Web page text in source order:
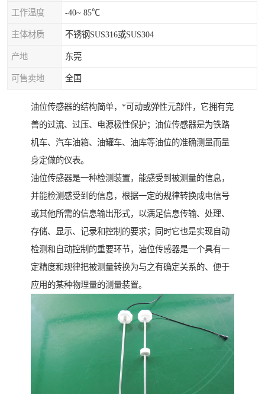
工作温度 -40~ 85℃
主体材质 不锈钢SUS316或SUS304
产地 东莞
可售卖地 全国
油位传感器的结构简单，*可动或弹性元部件，它拥有完
善的过流、过压、电源极性保护；油位传感器是为铁路
机车、汽车油箱、油罐车、油库等油位的准确测量而量
身定做的仪表。
油位传感器是一种检测装置，能感受到被测量的信息，
并能检测感受到的信息，根据一定的规律转换成电信号
或其他所需的信息输出形式，以满足信息传输、处理、
存储、显示、记录和控制的要求；同时它也是实现自动
检测和自动控制的重要环节，油位传感器是一个具有一
定精度和规律把被测量转换为与之有确定关系的、便于
应用的某种物理量的测量装置。